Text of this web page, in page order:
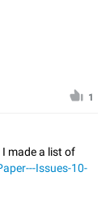
1
made a list of
Issues-10-